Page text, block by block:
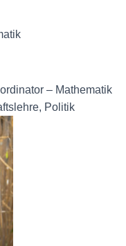
– Mathematik
Politik